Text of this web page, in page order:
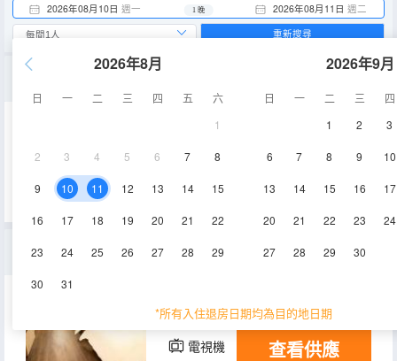
2026年08月10日 週一 2026年08月11日 週二
1 晚
2026年8月
日 一 二 三 四 五
六
1
2 3 4 5 6 7 8
9 10 11 12 13 14 15
16 17 18 19 20 21 22
23 24 25 26 27 28 29
30 31
2026年9月
日 一 二 三
四
1
2 3
6 7 8 9 10
13 14 15 16 17
20 21 22 23 24
27 28 29 30
*所有入住退房日期均為目的地日期
重新搜尋
空調
32㎡ 3-6層 空調
電視機 查看供應